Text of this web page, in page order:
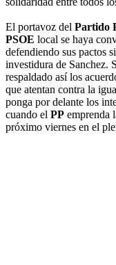
El portavoz del Partido
PSOE local se haya
defendiendo sus pactos
investidura de Sanchez.
respaldado así los
que atentan contra la
ponga por delante los
cuando el PP emprenda
próximo viernes en el